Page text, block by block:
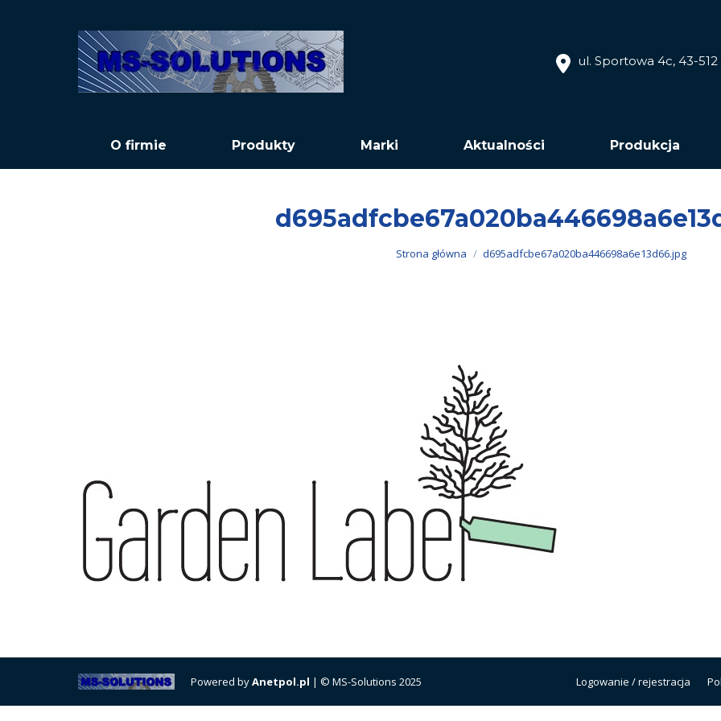
ul. Sportowa 4c, 43-
O firmie Produkty Marki Aktualności Produkcja
Jesteś tutaj:
Strona główna d695adfcbe67a020ba446698a6e13d66.jpg
Powered byAnetpol.pl | © MS-Solutions 2025 Logowanie / rejestracja